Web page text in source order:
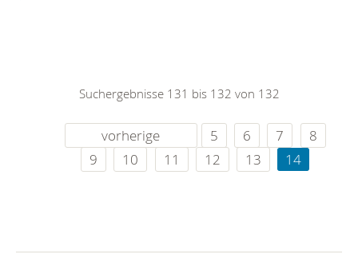
Suchergebnisse 131 bis 132 von 132
vorherige 5 6 7
8
9
10 11 12 13 14